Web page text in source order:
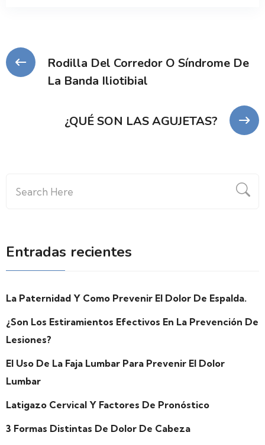
Navegación
entradas
Rodilla Del Corredor O Síndrome De
La Banda Iliotibial
¿QUÉ SON LAS AGUJETAS?
for:
Entradas recientes
La Paternidad Y Como Prevenir El Dolor De Espalda.
¿Son Los Estiramientos Efectivos En La Prevención De
Lesiones?
El Uso De La Faja Lumbar Para Prevenir El Dolor
Lumbar
Latigazo Cervical Y Factores De Pronóstico
3 Formas Distintas De Dolor De Cabeza